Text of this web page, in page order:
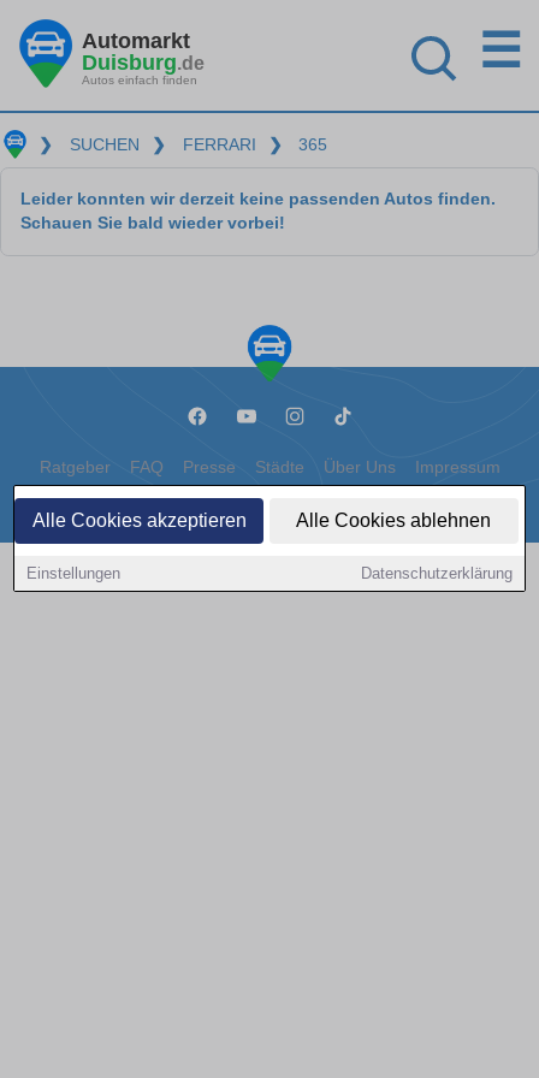
Alle Cookies akzeptieren Alle Cookies ablehnen
Einstellungen Datenschutzerklärung
Automarkt
Duisburg.de
Autos einfach finden
☰
❯ SUCHEN ❯ FERRARI ❯ 365
Leider konnten wir derzeit keine passenden Autos finden.
Schauen Sie bald wieder vorbei!
Ratgeber FAQ Presse Städte Über Uns Impressum
Datenschutz Cookies
Copyright © 2000 - 2026 | 1A Infosysteme GmbH | Content by: 1a-sites-autos